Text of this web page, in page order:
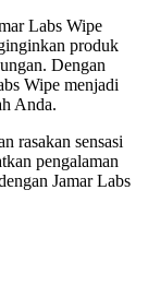
Labs Wipe
produk
Dengan
Wipe menjadi
Anda.
rasakan sensasi
pengalaman
Jamar Labs